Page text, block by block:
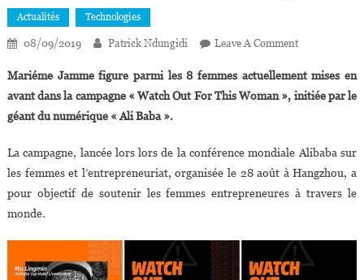
Actualités Technologies
08/09/2019 Patrick Ndungidi Leave A CommentOn
Mariéme
Jamme,
Leader
Mondial
Dans
Mariéme Jamme figure parmi les 8 femmes actuellement mises en
avant dans la campagne « Watch Out For This Woman », initiée par le
géant du numérique « Ali Baba ».
La campagne, lancée lors lors de la conférence mondiale Alibaba sur
les femmes et l’entrepreneuriat, organisée le 28 août à Hangzhou, a
pour objectif de soutenir les femmes entrepreneures à travers le
monde.